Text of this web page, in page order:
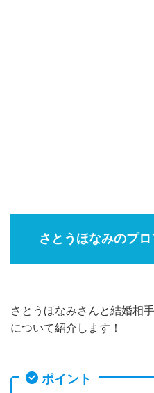
さとうほなみのプ
さとうほなみさんと結婚相
について紹介します！
ポイント